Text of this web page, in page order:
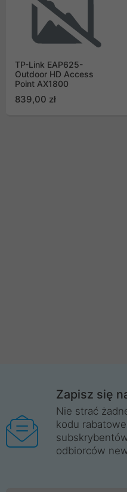
TP-Link EAP625-
Outdoor HD Access
Point AX1800
839,00 zł
Zapisz się
Nie strać
kodu
odbiorców